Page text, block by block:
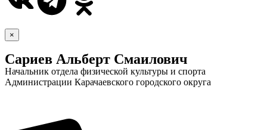
×
Сариев Альберт Смаилович
Начальник отдела физической культуры и спорта
Администрации Карачаевского городского округа